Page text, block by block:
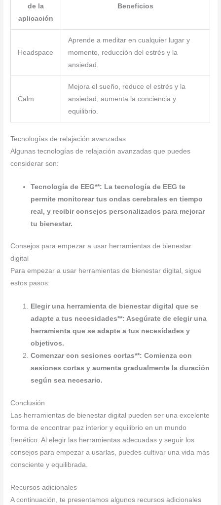
de la
aplicación
Beneficios
Headspace
Aprende a meditar en cualquier lugar y
momento, reducción del estrés y la
ansiedad.
Calm
Mejora el sueño, reduce el estrés y la
ansiedad, aumenta la conciencia y
equilibrio.
Tecnologías de relajación avanzadas
Algunas tecnologías de relajación avanzadas que puedes
considerar son:
Tecnología de EEG**: La tecnología de EEG te
permite monitorear tus ondas cerebrales en tiempo
real, y recibir consejos personalizados para mejorar
tu bienestar.
Consejos para empezar a usar herramientas de bienestar
digital
Para empezar a usar herramientas de bienestar digital, sigue
estos pasos:
Elegir una herramienta de bienestar digital que se
adapte a tus necesidades**: Asegúrate de elegir una
herramienta que se adapte a tus necesidades y
objetivos.
Comenzar con sesiones cortas**: Comienza con
sesiones cortas y aumenta gradualmente la duración
según sea necesario.
Conclusión
Las herramientas de bienestar digital pueden ser una excelente
forma de encontrar paz interior y equilibrio en un mundo
frenético. Al elegir las herramientas adecuadas y seguir los
consejos para empezar a usarlas, puedes cultivar una vida más
consciente y equilibrada.
Recursos adicionales
A continuación, te presentamos algunos recursos adicionales